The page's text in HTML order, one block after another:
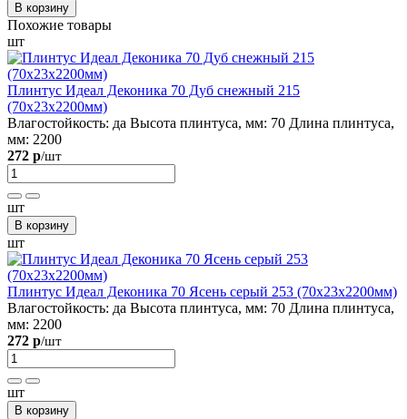
В корзину
Похожие товары
шт
Плинтус Идеал Деконика 70 Дуб снежный 215
(70х23х2200мм)
Влагостойкость: да Высота плинтуса, мм: 70 Длина плинтуса,
мм: 2200
272 р/шт
шт
В корзину
шт
Плинтус Идеал Деконика 70 Ясень серый 253 (70х23х2200мм)
Влагостойкость: да Высота плинтуса, мм: 70 Длина плинтуса,
мм: 2200
272 р/шт
шт
В корзину